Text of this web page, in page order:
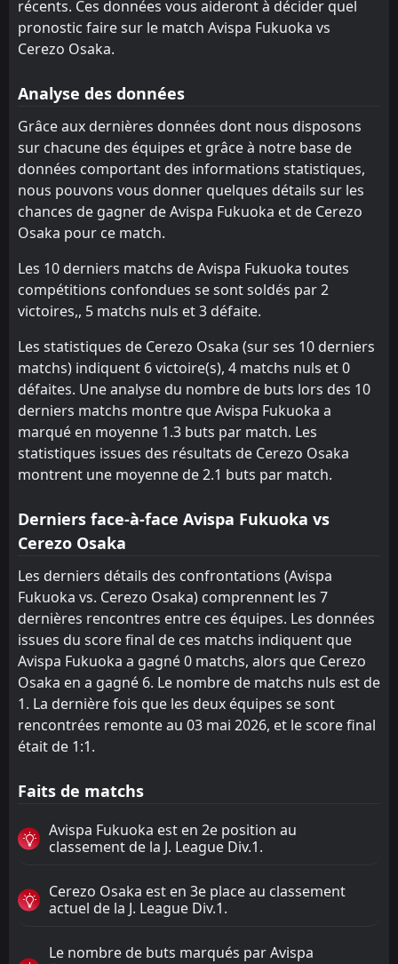
13 Urawa 0 0 0 0
11 JEF United Chiba
Avispa Fukuoka
10 Kashiwa Reysol
9 Kawasaki Frontale 0 0 0 0
8 Yokohama F. Marinos 0 0 0 0
7 Shimizu S-pulse 0 0 0 0
5 Kyoto Sanga 0 0 0
4 Tokyo Verdy
3 Cerezo Osaka 0 0 0 0 0
20 V-varen Nagasaki 0 0 0 0 0
13 Urawa 0 0 0 0
11 JEF United Chiba
Avispa Fukuoka
10 Kashiwa Reysol
9 Kawasaki Frontale 0 0 0 0
8 Yokohama F. Marinos 0 0 0 0
7 Shimizu S-pulse 0 0 0 0
5 Kyoto Sanga 0 0 0
4 Tokyo Verdy
3 Cerezo Osaka 0 0 0 0 0
20 V-varen Nagasaki 0 0 0 0 0
récents. Ces données vous aideront à décider quel
pronostic faire sur le match Avispa Fukuoka vs
Cerezo Osaka.
Analyse des données
Grâce aux dernières données dont nous disposons
sur chacune des équipes et grâce à notre base de
données comportant des informations statistiques,
nous pouvons vous donner quelques détails sur les
chances de gagner de Avispa Fukuoka et de Cerezo
Osaka pour ce match.
Les 10 derniers matchs de Avispa Fukuoka toutes
compétitions confondues se sont soldés par 2
victoires,, 5 matchs nuls et 3 défaite.
Les statistiques de Cerezo Osaka (sur ses 10 derniers
matchs) indiquent 6 victoire(s), 4 matchs nuls et 0
défaites. Une analyse du nombre de buts lors des 10
derniers matchs montre que Avispa Fukuoka a
marqué en moyenne 1.3 buts par match. Les
statistiques issues des résultats de Cerezo Osaka
montrent une moyenne de 2.1 buts par match.
Derniers face-à-face Avispa Fukuoka vs
Cerezo Osaka
Les derniers détails des confrontations (Avispa
Fukuoka vs. Cerezo Osaka) comprennent les 7
dernières rencontres entre ces équipes. Les données
issues du score final de ces matchs indiquent que
Avispa Fukuoka a gagné 0 matchs, alors que Cerezo
Osaka en a gagné 6. Le nombre de matchs nuls est de
1. La dernière fois que les deux équipes se sont
rencontrées remonte au 03 mai 2026, et le score final
était de 1:1.
Faits de matchs
Avispa Fukuoka est en 2e position au
classement de la J. League Div.1.
Cerezo Osaka est en 3e place au classement
actuel de la J. League Div.1.
Le nombre de buts marqués par Avispa